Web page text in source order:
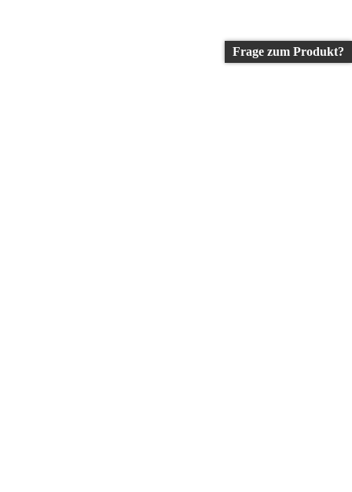
Frage zum Produkt?